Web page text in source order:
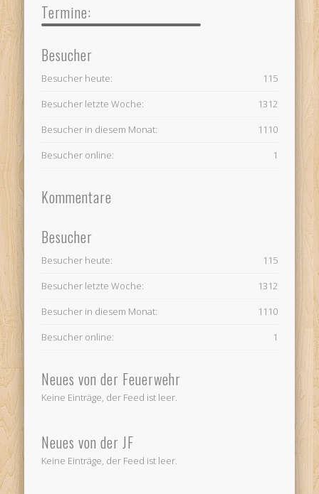
Termine:
Besucher
115
Besucher heute:
1312
Besucher letzte Woche:
1110
Besucher in diesem Monat:
1
Besucher online:
Kommentare
Besucher
115
Besucher heute:
1312
Besucher letzte Woche:
1110
Besucher in diesem Monat:
1
Besucher online:
Neues von der Feuerwehr
Keine Einträge, der Feed ist leer.
Neues von der JF
Keine Einträge, der Feed ist leer.